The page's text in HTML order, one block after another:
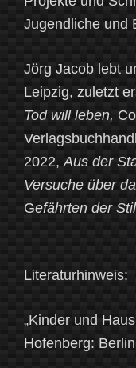
Jugendliche und
Jörg Jacob lebt
Leipzig, zuletzt
Tod will leben,
2022,Aus der
Versuche über
Gefährten der
Literaturhinweis:
„Kinder und
Hofenberg: